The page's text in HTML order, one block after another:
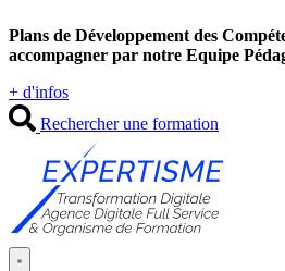
au
contenu
Plans de Développement des
accompagner par notre Equipe
+ d'infos
Rechercher une formation